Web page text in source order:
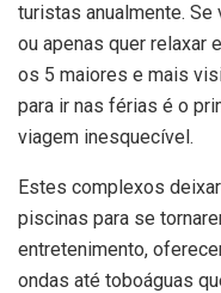
turistas anualmente.
ou apenas quer relaxar
os 5 maiores e mais
para ir nas férias é o
viagem inesquecível.
Estes complexos
piscinas para se
entretenimento,
ondas até toboáguas